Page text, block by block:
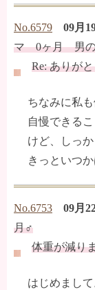
No.6579 09月
マ 0ヶ月 男
Re: ありが
ちなみに私
自慢できる
けど、しっ
きっといつ
No.6753 09月
月♂
体重が減り
はじめまして